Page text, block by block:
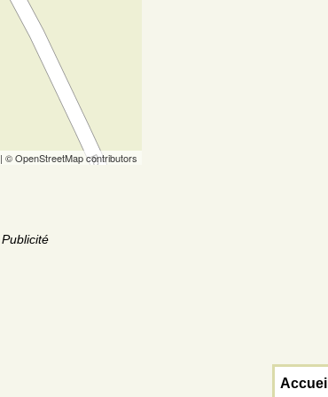
| © OpenStreetMap contributors
Publicité
Accueil